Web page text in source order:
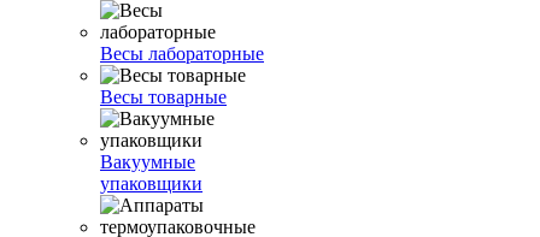
Весы лабораторные
Весы товарные
Вакуумные
упаковщики